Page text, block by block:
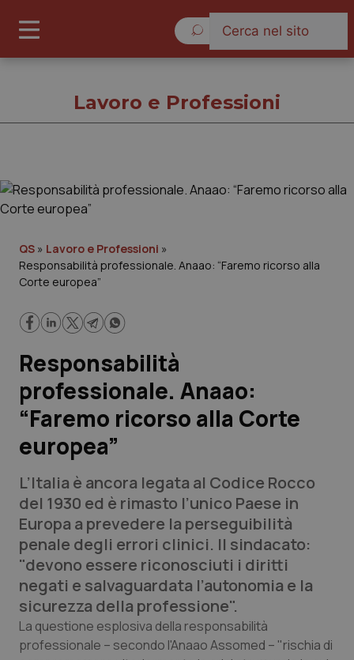
Governo e Parlamento
Regioni e Asl
Lavoro e Professioni
Scienza e Farmaci
Studi e Analisi
Lettere al direttore
Edizioni Regionali
QS Pro
Professionisti Sanitari.AI
Abruzzo
QS Pro Gold
Lavoro e Professioni
QS » Lavoro e Professioni »
Responsabilità professionale. Anaao: “Faremo ricorso alla
Corte europea”
Responsabilità
professionale. Anaao:
“Faremo ricorso alla Corte
europea”
L’Italia è ancora legata al Codice Rocco
del 1930 ed è rimasto l’unico Paese in
Europa a prevedere la perseguibilità
penale degli errori clinici. Il sindacato:
"devono essere riconosciuti i diritti
negati e salvaguardata l’autonomia e la
sicurezza della professione".
La questione esplosiva della responsabilità
professionale – secondo l'Anaao Assomed – "rischia di